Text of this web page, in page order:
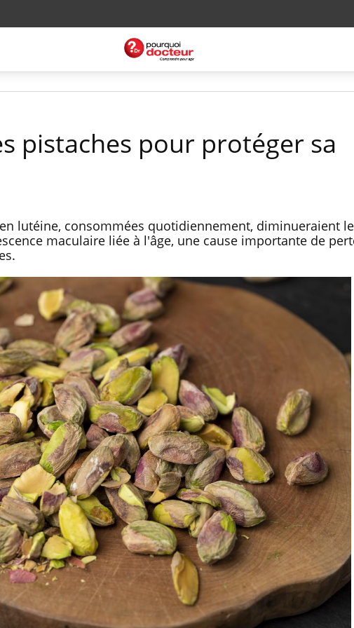
pistaches pour protéger sa
lutéine, consommées quotidiennement, diminueraient le
maculaire liée à l'âge, une cause importante de
Les médicaments GLP-1
protègent-ils aussi les os
?
Cytomégalovirus : ce qui
change dans la prise en
charge des femmes
enceintes
La sieste empêche-t-elle
de dormir la nuit ?
VIH : la fin du
tous les jours
elle enfin ?
Pourquoi votre
gâche-t-il les
jours de vos
Fortes chaleurs :
pourquoi le
noyade grimpe-t-